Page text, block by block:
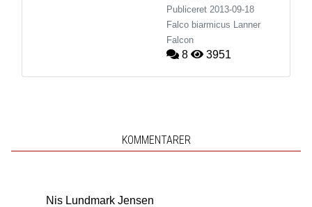
Publiceret 2013-09-18
Falco biarmicus Lanner
Falcon
8 3951
KOMMENTARER
Nis Lundmark Jensen